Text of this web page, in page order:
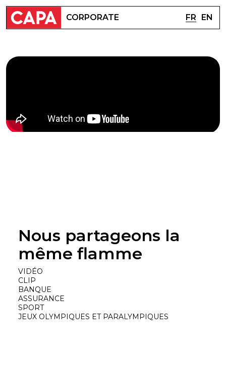
CORPORATE FR EN
Nous partageons la
même flamme
VIDÉO
CLIP
BANQUE
ASSURANCE
SPORT
JEUX OLYMPIQUES ET PARALYMPIQUES